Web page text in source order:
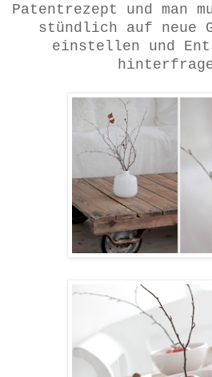
Patentrezept und man
stündlich auf neue
einstellen und